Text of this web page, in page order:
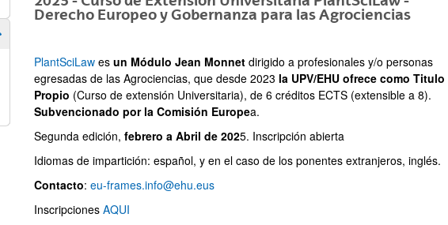
Show/hide subpages
Derecho Europeo y Gobernanza para las Agrociencias
PlantSciLaw es un Módulo Jean Monnet dirigido a profesionales y/o personas
egresadas de las Agrociencias, que desde 2023 la UPV/EHU ofrece como Titulo
Propio (Curso de extensión Universitaria), de 6 créditos ECTS (extensible a 8).
Subvencionado por la Comisión Europea.
Segunda edición, febrero a Abril de 2025. Inscripción abierta
Idiomas de impartición: español, y en el caso de los ponentes extranjeros, inglés.
Contacto: eu-frames.info@ehu.eus
Inscripciones AQUI